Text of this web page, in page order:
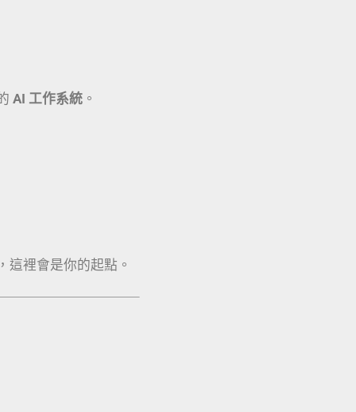
AI 工作系統 。
這裡會是你的起點。